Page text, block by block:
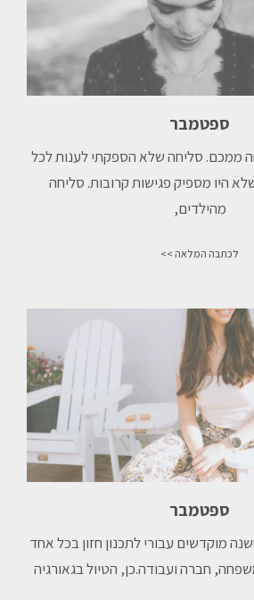
ספטמבר
סליחה שלא הספקתי לענות לכל
היו מספיק פגישות קרובות.⁠ סליחה
מהילדים,⁠
לכתבה המלאה >>
ספטמבר
מוקדשים עבורי לתכנון חזון בכל אחד
חברה ועבודה.כן, הטיול בגאורגיה